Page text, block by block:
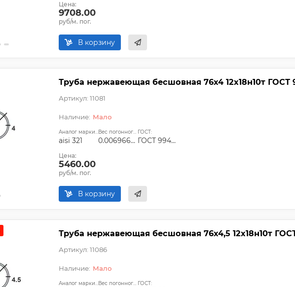
Цена:
9708.00
руб/м. пог.
В корзину
Труба нержавеющая бесшовная 76х4 12х18н10т ГОСТ
Артикул: 11081
Мало
Аналог марки стали:
aisi 321
Вес погонного метра, т.:
0.00696672
ГОСТ:
ГОСТ 9940-81, ГОСТ 9941-81, ГОСТ 24030-80, ГОСТ 10498-82
Цена:
5460.00
руб/м. пог.
В корзину
Труба нержавеющая бесшовная 76х4,5 12х18н10т ГОСТ
Артикул: 11086
Мало
Аналог марки стали: Вес погонного метра, т.: ГОСТ: